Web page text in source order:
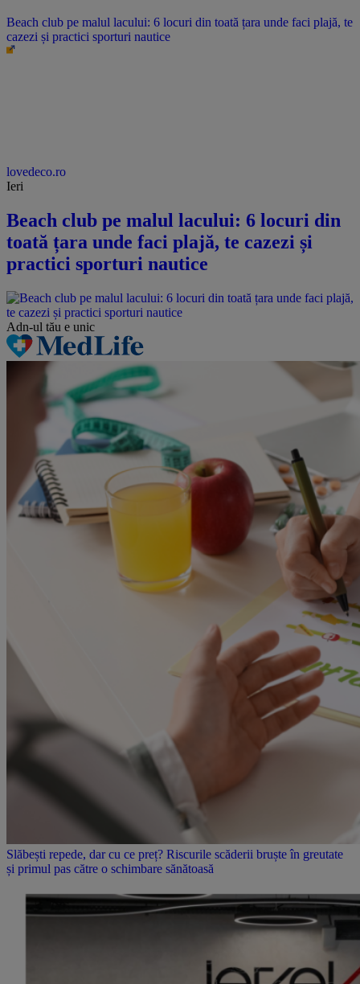
Beach club pe malul lacului: 6 locuri din toată țara unde faci plajă, te
cazezi și practici sporturi nautice
lovedeco.ro
Ieri
Beach club pe malul lacului: 6 locuri din
toată țara unde faci plajă, te cazezi și
practici sporturi nautice
Adn-ul tău e unic
Slăbești repede, dar cu ce preț? Riscurile scăderii bruște în greutate
și primul pas către o schimbare sănătoasă